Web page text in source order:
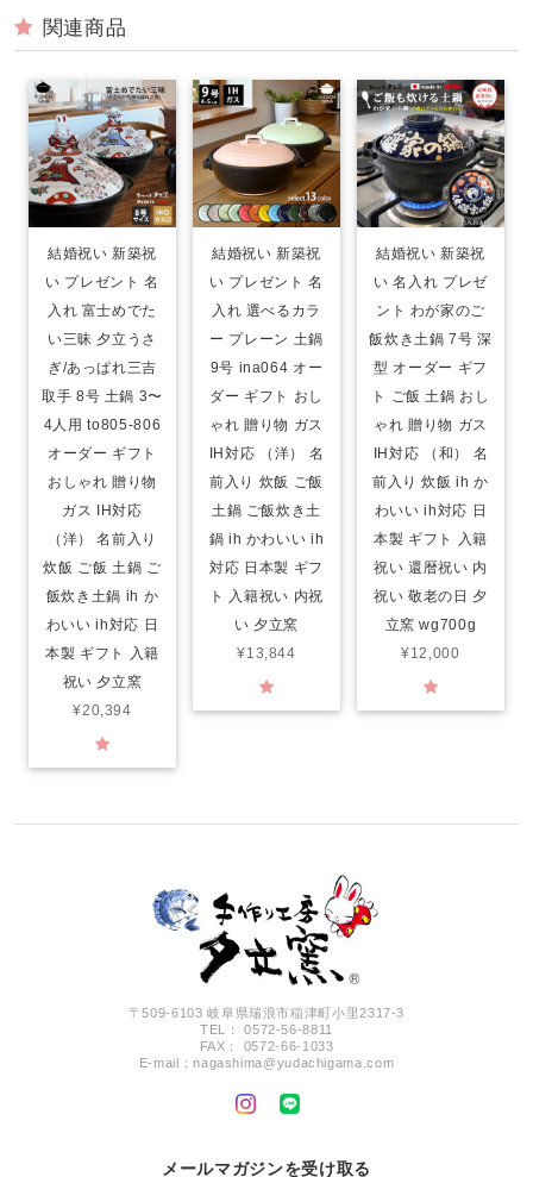
関連商品
結婚祝い 新築祝
い プレゼント 名
入れ 富士めでた
い三昧 夕立うさ
ぎ/あっぱれ三吉
取手 8号 土鍋 3〜
4人用 to805-806
オーダー ギフト
おしゃれ 贈り物
ガス IH対応
（洋） 名前入り
炊飯 ご飯 土鍋 ご
飯炊き土鍋 ih か
わいい ih対応 日
本製 ギフト 入籍
祝い 夕立窯
¥20,394
結婚祝い 新築祝
い プレゼント 名
入れ 選べるカラ
ー プレーン 土鍋
9号 ina064 オー
ダー ギフト おし
ゃれ 贈り物 ガス
IH対応 （洋） 名
前入り 炊飯 ご飯
土鍋 ご飯炊き土
鍋 ih かわいい ih
対応 日本製 ギフ
ト 入籍祝い 内祝
い 夕立窯
¥13,844
結婚祝い 新築祝
い 名入れ プレゼ
ント わが家のご
飯炊き土鍋 7号 深
型 オーダー ギフ
ト ご飯 土鍋 おし
ゃれ 贈り物 ガス
IH対応 （和） 名
前入り 炊飯 ih か
わいい ih対応 日
本製 ギフト 入籍
祝い 還暦祝い 内
祝い 敬老の日 夕
立窯 wg700g
¥12,000
〒509-6103 岐阜県瑞浪市稲津町小里2317-3
TEL： 0572-56-8811
FAX： 0572-66-1033
E-mail：nagashima@yudachigama.com
メールマガジンを受け取る